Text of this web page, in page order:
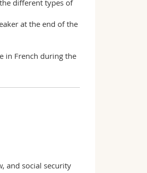
different types of
at the end of the
in French during the
and social security